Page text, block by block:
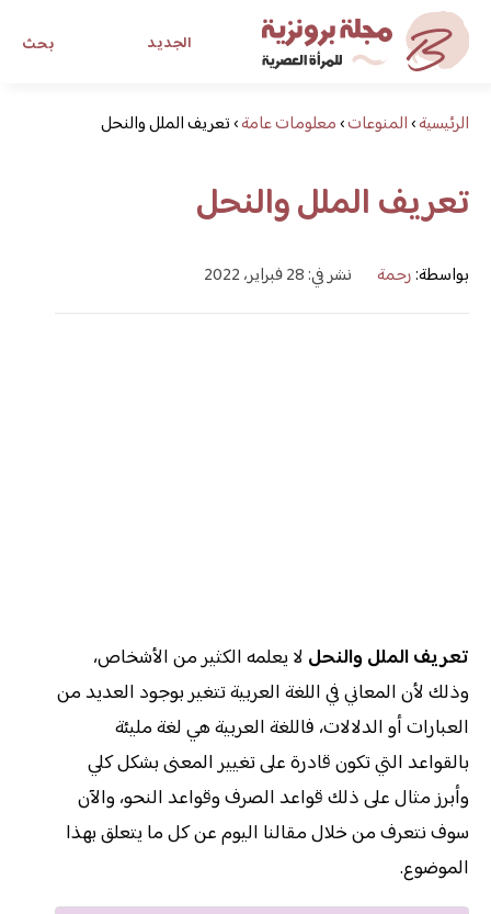
بحث الجديد
مجلة برونزية للفتاة العصرية
ابحث عن أي موضوع يهمك
الرئيسية›المنوعات›معلومات عامة›تعريف الملل والنحل
تعريف الملل والنحل
بواسطة:رحمة نشر في: 28 فبراير، 2022
تعريف الملل والنحل لا يعلمه الكثير من الأشخاص،
وذلك لأن المعاني في اللغة العربية تتغير بوجود العديد من
العبارات أو الدلالات، فاللغة العربية هي لغة مليئة
بالقواعد التي تكون قادرة على تغيير المعنى بشكل كلي
وأبرز مثال على ذلك قواعد الصرف وقواعد النحو، والآن
سوف نتعرف من خلال مقالنا اليوم عن كل ما يتعلق بهذا
الموضوع.